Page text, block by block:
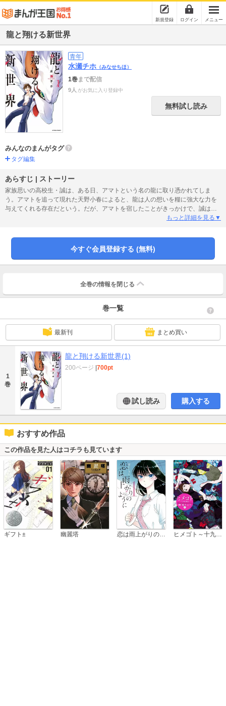
新規登録 ログイン メニュー
龍と翔ける新世界
青年
水瀬チホ （みなせちほ）
1巻まで配信
9人 がお気に入り登録中
無料試し読み
みんなのまんがタグ
タグ編集
あらすじ | ストーリー
家族思いの高校生・誠は、ある日、アマトという名の龍に取り憑かれてしま
う。アマトを追って現れた天野小春によると、龍は人の想いを糧に強大な力を
与えてくれる存在だという。だが、アマトを宿したことがきっかけで、誠は謎
の集団“龍狩り”に狙われることになってしまった。遥か古代より続く双龍の争い
もっと詳細を見る▼
今すぐ会員登録する (無料)
全巻の情報を 閉じる
巻一覧
最新刊 まとめ買い
1
巻
龍と翔ける新世界(1)
200ページ |700pt
試し読み 購入する
おすすめ作品
この作品を見た人はコチラも見ています
ギフト± 幽麗塔 ヒメゴト～十九歳の制服～